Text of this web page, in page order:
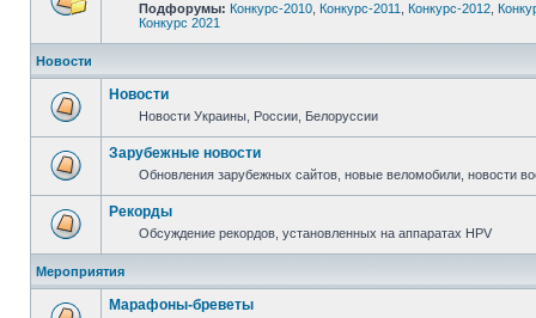
Подфорумы: Конкурс-2010 Конкурс-2011 Конкурс-2012
Конкурс 2021
Новости
Новости
Новости Украины, России, Белоруссии
Зарубежные новости
Обновления зарубежных сайтов, новые веломобили, новости
Рекорды
Обсуждение рекордов, установленных на аппаратах HPV
Мероприятия
Марафоны-бреветы